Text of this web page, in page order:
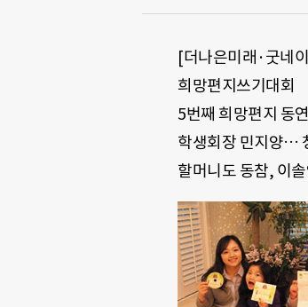
[더나은미래·굿네
희망편지쓰기대회
5번째 희망편지 동
학생회장 민지양…
할머니도 동참, 이